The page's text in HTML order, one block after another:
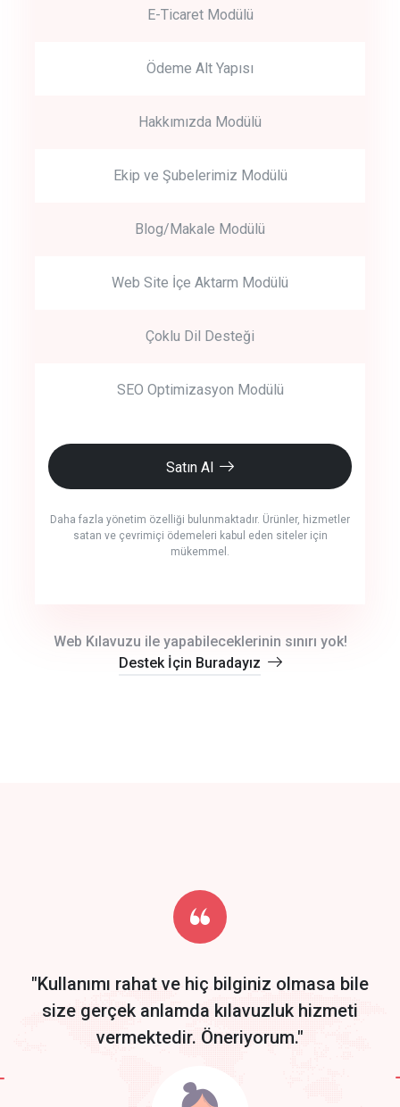
E-Ticaret Modülü
Ödeme Alt Yapısı
Hakkımızda Modülü
Ekip ve Şubelerimiz Modülü
Blog/Makale Modülü
Web Site İçe Aktarm Modülü
Çoklu Dil Desteği
SEO Optimizasyon Modülü
Satın Al
Daha fazla yönetim özelliği bulunmaktadır. Ürünler, hizmetler
satan ve çevrimiçi ödemeleri kabul eden siteler için
mükemmel.
Start by trying our service for 30 days free trial no credit card
required.
Web Kılavuzu ile yapabileceklerinin sınırı yok!
Destek İçin Buradayız
"Kullanımı rahat ve hiç bilginiz olmasa bile
size gerçek anlamda kılavuzluk hizmeti
vermektedir. Öneriyorum."